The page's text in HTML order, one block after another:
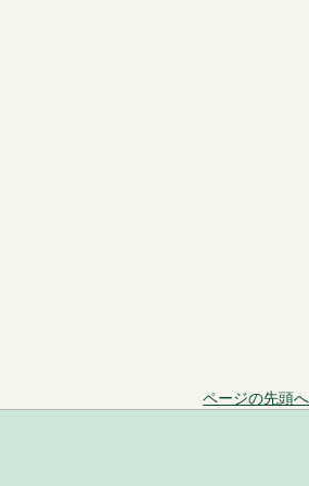
ページの先頭へ